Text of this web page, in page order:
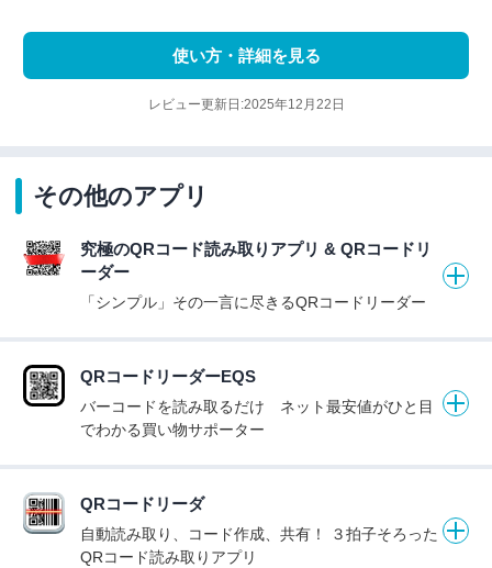
使い方・詳細を見る
レビュー更新日:2025年12月22日
その他のアプリ
究極のQRコード読み取りアプリ & QRコードリ
ーダー
「シンプル」その一言に尽きるQRコードリーダー
QRコードリーダーEQS
バーコードを読み取るだけ ネット最安値がひと目
でわかる買い物サポーター
QRコードリーダ
自動読み取り、コード作成、共有！ ３拍子そろった
QRコード読み取りアプリ